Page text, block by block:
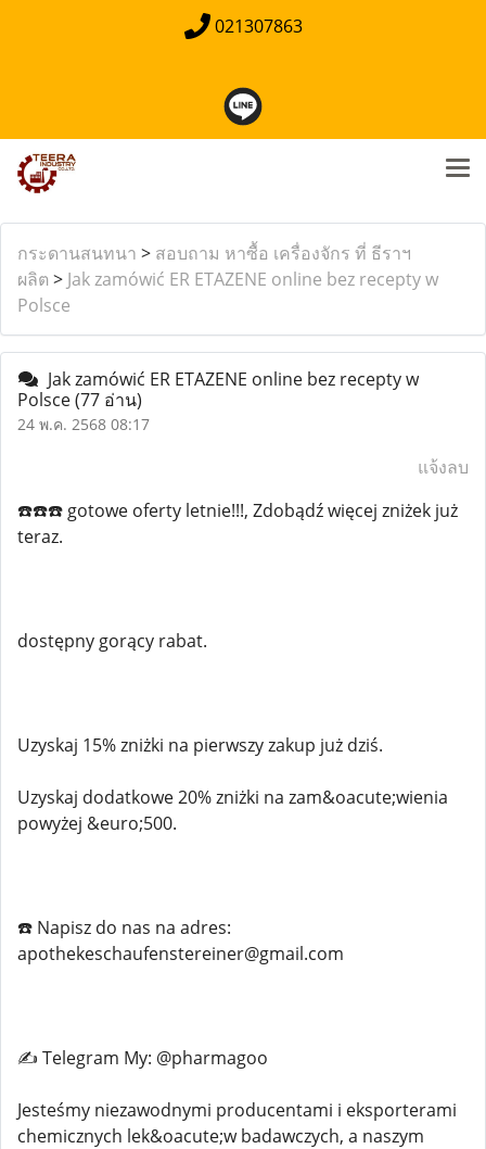
021307863
กระดานสนทนา > สอบถาม หาซื้อ เครื่องจักร ที่ ธีราฯ
ผลิต > Jak zamówić ER ETAZENE online bez recepty w
Polsce
Jak zamówić ER ETAZENE online bez recepty w
Polsce(77 อ่าน)
24 พ.ค. 2568 08:17
แจ้งลบ
☎️☎️☎️ gotowe oferty letnie!!!, Zdobądź więcej zniżek już
teraz.
dostępny gorący rabat.
Uzyskaj 15% zniżki na pierwszy zakup już dziś.
Uzyskaj dodatkowe 20% zniżki na zam&oacute;wienia
powyżej &euro;500.
☎️ Napisz do nas na adres:
apothekeschaufenstereiner@gmail.com
✍️ Telegram My: @pharmagoo
Jesteśmy niezawodnymi producentami i eksporterami
chemicznych lek&oacute;w badawczych, a naszym